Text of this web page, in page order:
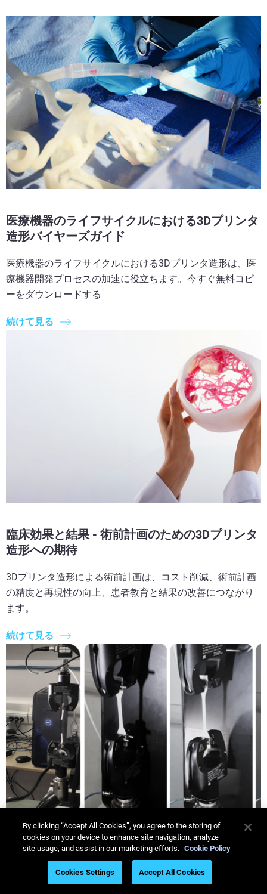
さらに見る
さらに見る
さらに見る
さらに見る
医療機器のライフサイクルにおける3Dプリンタ
造形バイヤーズガイド
医療機器のライフサイクルにおける3Dプリンタ造形は、医
療機器開発プロセスの加速に役立ちます。今すぐ無料コピ
ーをダウンロードする
続けて見る
臨床効果と結果 - 術前計画のための3Dプリンタ
造形への期待
3Dプリンタ造形による術前計画は、コスト削減、術前計画
の精度と再現性の向上、患者教育と結果の改善につながり
ます。
続けて見る
PolyJetテクノロジーで人間の生体構造を正確に
模倣する
By clicking “Accept All Cookies”, you agree to the storing of
cookies on your device to enhance site navigation, analyze
site usage, and assist in our marketing efforts. Cookie Policy
Cookies Settings Accept All Cookies